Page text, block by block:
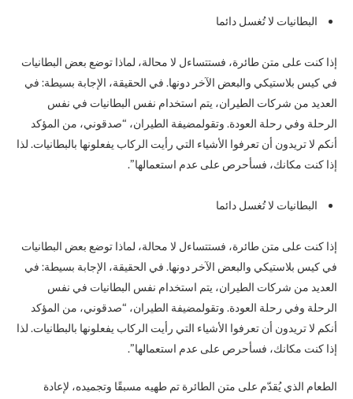
البطانيات لا تُغسل دائما
إذا كنت على متن طائرة، فستتساءل لا محالة، لماذا توضع بعض البطانيات
في كيس بلاستيكي والبعض الآخر دونها. في الحقيقة، الإجابة بسيطة: في
العديد من شركات الطيران، يتم استخدام نفس البطانيات في نفس
الرحلة وفي رحلة العودة. وتقولمضيفة الطيران، “صدقوني، من المؤكد
أنكم لا تريدون أن تعرفوا الأشياء التي رأيت الركاب يفعلونها بالبطانيات. لذا
إذا كنت مكانك، فسأحرص على عدم استعمالها”.
البطانيات لا تُغسل دائما
إذا كنت على متن طائرة، فستتساءل لا محالة، لماذا توضع بعض البطانيات
في كيس بلاستيكي والبعض الآخر دونها. في الحقيقة، الإجابة بسيطة: في
العديد من شركات الطيران، يتم استخدام نفس البطانيات في نفس
الرحلة وفي رحلة العودة. وتقولمضيفة الطيران، “صدقوني، من المؤكد
أنكم لا تريدون أن تعرفوا الأشياء التي رأيت الركاب يفعلونها بالبطانيات. لذا
إذا كنت مكانك، فسأحرص على عدم استعمالها”.
الطعام الذي يُقدّم على متن الطائرة تم طهيه مسبقًا وتجميده، لإعادة